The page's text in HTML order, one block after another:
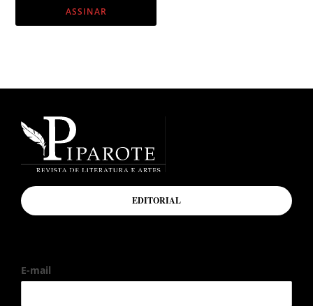
ASSINAR
EDITORIAL
E-mail